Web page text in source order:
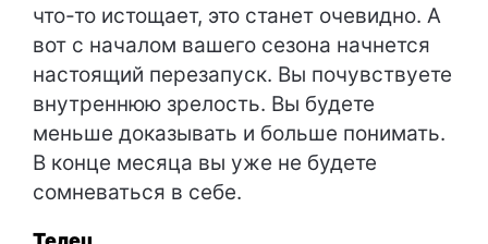
что-то истощает, это станет очевидно. А
вот с началом вашего сезона начнется
настоящий перезапуск. Вы почувствуете
внутреннюю зрелость. Вы будете
меньше доказывать и больше понимать.
В конце месяца вы уже не будете
сомневаться в себе.